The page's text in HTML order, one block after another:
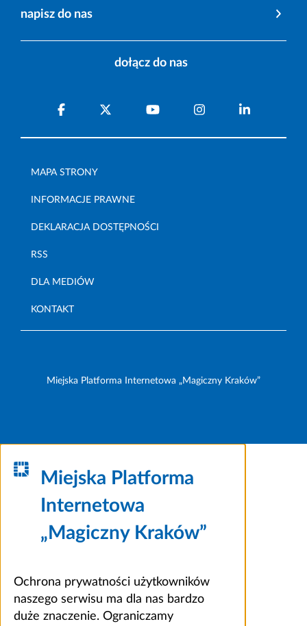
napisz do nas
dołącz do nas
MAPA STRONY
INFORMACJE PRAWNE
DEKLARACJA DOSTĘPNOŚCI
RSS
DLA MEDIÓW
KONTAKT
Miejska Platforma Internetowa „Magiczny Kraków”
Miejska Platforma
Internetowa
„Magiczny Kraków”
Ochrona prywatności użytkowników
naszego serwisu ma dla nas bardzo
duże znaczenie. Ograniczamy